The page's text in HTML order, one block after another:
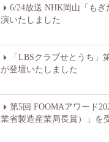
6/24放送 NHK岡山「も
演いたしました
「LBSクラブせとうち」
が登壇いたしました
第5回 FOOMAアワード
業省製造産業局長賞）」を